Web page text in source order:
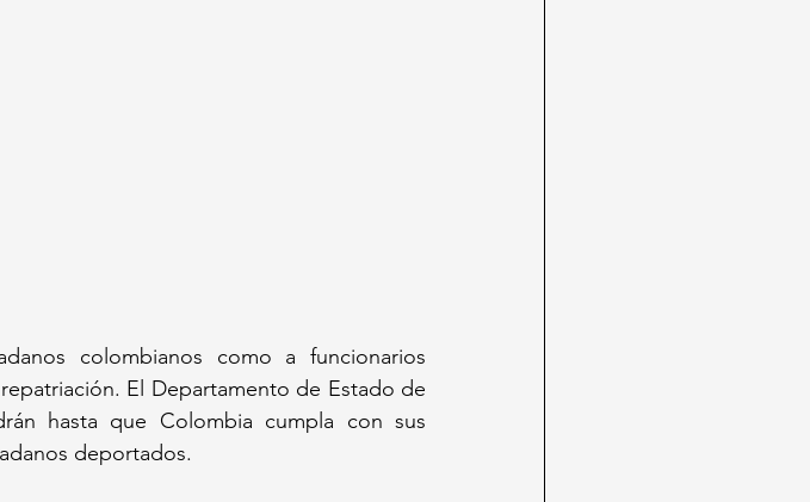
colombianos como a funcionarios
El Departamento de Estado de
hasta que Colombia cumpla con sus
deportados.